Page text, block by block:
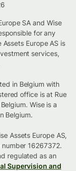
SA and Wise
for any
Europe AS is
services,
in Belgium with
office is at Rue
Wise is a
Belgium.
Assets Europe AS,
16267372.
regulated as an
Supervision and